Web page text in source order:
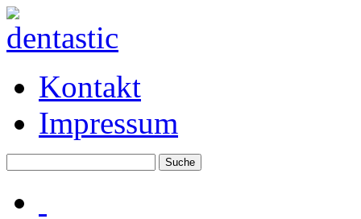
Kontakt
Impressum